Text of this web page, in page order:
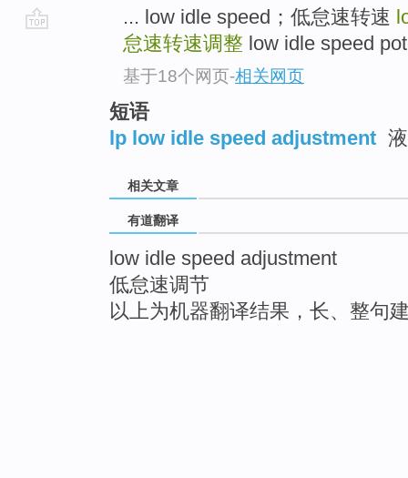
... low idle speed；低怠速转速
怠速转速调整 low idle speed
基于18个网页-相关网页
短语
lp low idle speed adjustment
相关文章
有道翻译
low idle speed adjustment
低怠速调节
以上为机器翻译结果，长、整句